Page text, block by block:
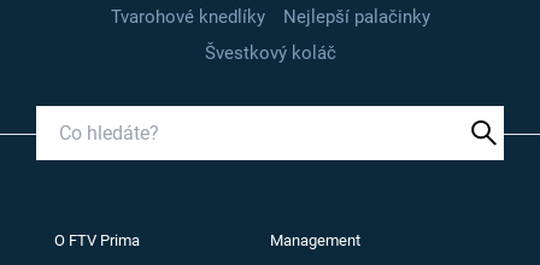
Tvarohové knedlíky
Nejlepší palačinky
Švestkový koláč
O FTV Prima Management